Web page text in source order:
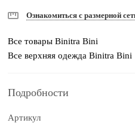
Ознакомиться с размерной
Все товары Binitra Bini
Все верхняя одежда Binitra Bini
Подробности
Артикул